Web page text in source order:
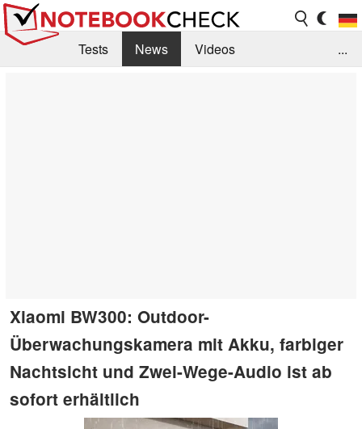
Tests News
Videos
...
Xiaomi BW300: Outdoor-
Überwachungskamera mit Akku, farbiger
Nachtsicht und Zwei-Wege-Audio ist ab
sofort erhältlich